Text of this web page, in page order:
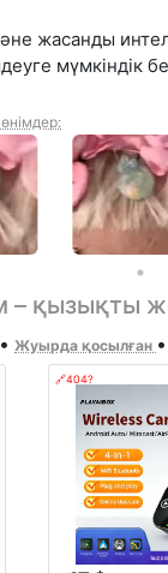
жасанды
мүмкіндік
– қызықты
• Жуырда қосылған •
🔗404?